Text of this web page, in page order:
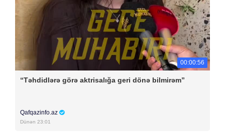
00:00:56
“Təhdidlərə görə aktrisalığa geri dönə bilmirəm”
Qafqazinfo.az
Dünən 23:01